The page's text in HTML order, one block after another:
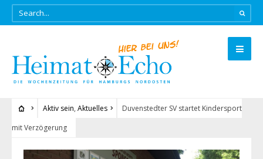
Aktiv sein, Aktuelles
Duvenstedter SV startet Kindersport
mit Verzögerung